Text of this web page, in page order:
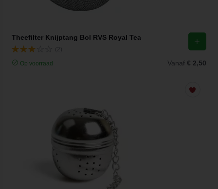
Theefilter Knijptang Bol RVS Royal Tea
Op voorraad Vanaf € 2,50